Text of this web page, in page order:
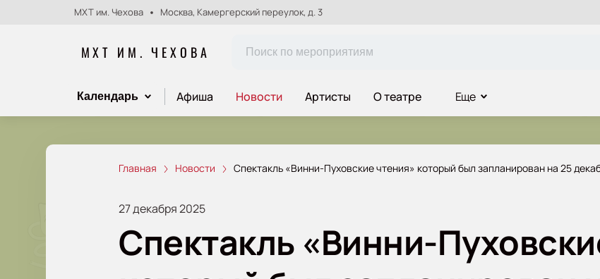
МХТ им. Чехова Москва, Камергерский переулок, д. 3
МХТ ИМ. ЧЕХОВА
Календарь Афиша Новости Артисты О театре Еще
Главная Новости Спектакль «Винни-Пуховские чтения» который был запланирован на 25
27 декабря 2025
Спектакль «Винни-